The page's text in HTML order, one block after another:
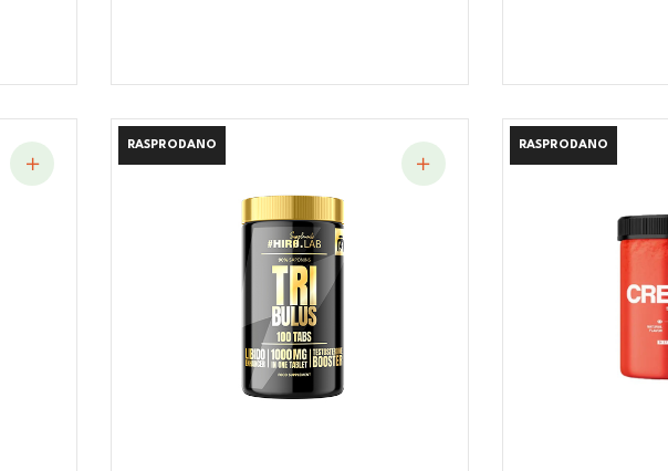
RASPRODANO
RASPRODANO RASPRODANO
RASPRODANO